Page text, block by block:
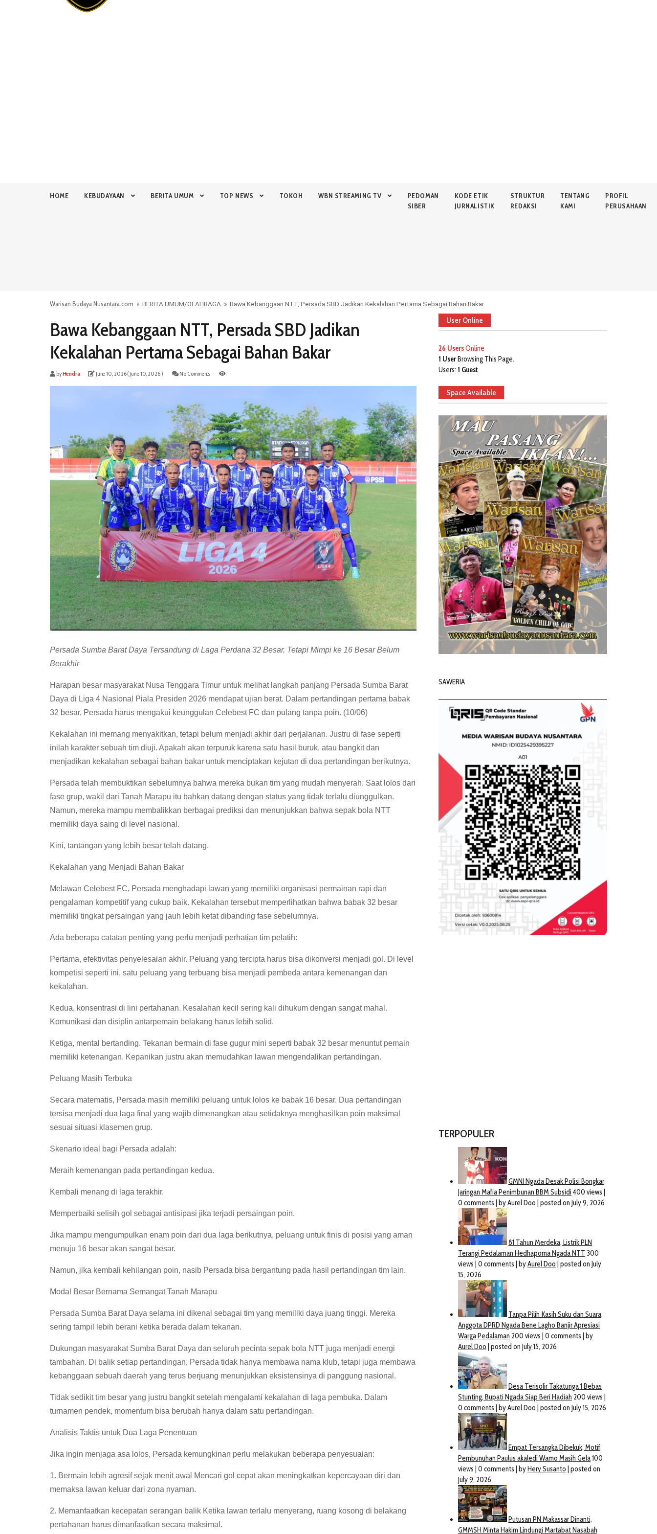
HOME KEBUDAYAAN BERITA UMUM TOP NEWS TOKOH WBN STREAMING TV
PEDOMAN
SIBER
KODE ETIK
JURNALISTIK
STRUKTUR
REDAKSI
TENTANG
KAMI
PROFIL
PERUSAHAAN
Warisan Budaya Nusantara.com » BERITA UMUM/OLAHRAGA » Bawa Kebanggaan NTT, Persada SBD Jadikan Kekalahan Pertama Sebagai Bahan Bakar
Bawa Kebanggaan NTT, Persada SBD Jadikan
Kekalahan Pertama Sebagai Bahan Bakar
byHendra June 10, 2026( June 10, 2026 ) No Comments
Persada Sumba Barat Daya Tersandung di Laga Perdana 32 Besar, Tetapi Mimpi ke 16 Besar Belum
Berakhir
Harapan besar masyarakat Nusa Tenggara Timur untuk melihat langkah panjang Persada Sumba Barat
Daya di Liga 4 Nasional Piala Presiden 2026 mendapat ujian berat. Dalam pertandingan pertama babak
32 besar, Persada harus mengakui keunggulan Celebest FC dan pulang tanpa poin. (10/06)
Kekalahan ini memang menyakitkan, tetapi belum menjadi akhir dari perjalanan. Justru di fase seperti
inilah karakter sebuah tim diuji. Apakah akan terpuruk karena satu hasil buruk, atau bangkit dan
menjadikan kekalahan sebagai bahan bakar untuk menciptakan kejutan di dua pertandingan berikutnya.
Persada telah membuktikan sebelumnya bahwa mereka bukan tim yang mudah menyerah. Saat lolos dari
fase grup, wakil dari Tanah Marapu itu bahkan datang dengan status yang tidak terlalu diunggulkan.
Namun, mereka mampu membalikkan berbagai prediksi dan menunjukkan bahwa sepak bola NTT
memiliki daya saing di level nasional.
Kini, tantangan yang lebih besar telah datang.
Kekalahan yang Menjadi Bahan Bakar
Melawan Celebest FC, Persada menghadapi lawan yang memiliki organisasi permainan rapi dan
pengalaman kompetitif yang cukup baik. Kekalahan tersebut memperlihatkan bahwa babak 32 besar
memiliki tingkat persaingan yang jauh lebih ketat dibanding fase sebelumnya.
Ada beberapa catatan penting yang perlu menjadi perhatian tim pelatih:
Pertama, efektivitas penyelesaian akhir. Peluang yang tercipta harus bisa dikonversi menjadi gol. Di level
kompetisi seperti ini, satu peluang yang terbuang bisa menjadi pembeda antara kemenangan dan
kekalahan.
Kedua, konsentrasi di lini pertahanan. Kesalahan kecil sering kali dihukum dengan sangat mahal.
Komunikasi dan disiplin antarpemain belakang harus lebih solid.
Ketiga, mental bertanding. Tekanan bermain di fase gugur mini seperti babak 32 besar menuntut pemain
memiliki ketenangan. Kepanikan justru akan memudahkan lawan mengendalikan pertandingan.
Peluang Masih Terbuka
Secara matematis, Persada masih memiliki peluang untuk lolos ke babak 16 besar. Dua pertandingan
tersisa menjadi dua laga final yang wajib dimenangkan atau setidaknya menghasilkan poin maksimal
sesuai situasi klasemen grup.
Skenario ideal bagi Persada adalah:
Meraih kemenangan pada pertandingan kedua.
Kembali menang di laga terakhir.
Memperbaiki selisih gol sebagai antisipasi jika terjadi persaingan poin.
Jika mampu mengumpulkan enam poin dari dua laga berikutnya, peluang untuk finis di posisi yang aman
menuju 16 besar akan sangat besar.
Namun, jika kembali kehilangan poin, nasib Persada bisa bergantung pada hasil pertandingan tim lain.
Modal Besar Bernama Semangat Tanah Marapu
Persada Sumba Barat Daya selama ini dikenal sebagai tim yang memiliki daya juang tinggi. Mereka
sering tampil lebih berani ketika berada dalam tekanan.
Dukungan masyarakat Sumba Barat Daya dan seluruh pecinta sepak bola NTT juga menjadi energi
tambahan. Di balik setiap pertandingan, Persada tidak hanya membawa nama klub, tetapi juga membawa
kebanggaan sebuah daerah yang terus berjuang menunjukkan eksistensinya di panggung nasional.
Tidak sedikit tim besar yang justru bangkit setelah mengalami kekalahan di laga pembuka. Dalam
turnamen pendek, momentum bisa berubah hanya dalam satu pertandingan.
Analisis Taktis untuk Dua Laga Penentuan
Jika ingin menjaga asa lolos, Persada kemungkinan perlu melakukan beberapa penyesuaian:
1. Bermain lebih agresif sejak menit awal Mencari gol cepat akan meningkatkan kepercayaan diri dan
memaksa lawan keluar dari zona nyaman.
2. Memanfaatkan kecepatan serangan balik Ketika lawan terlalu menyerang, ruang kosong di belakang
pertahanan harus dimanfaatkan secara maksimal.
User Online
26 UsersOnline
1 UserBrowsing This Page.
Users: 1 Guest
Space Available
SAWERIA
TERPOPULER